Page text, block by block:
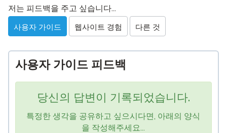
Website
Feedback
저는 피드백을 주고 싶습니다...
사용자 가이드 웹사이트 경험 다른 것
사용자 가이드 피드백
당신의 답변이 기록되었습니다.
특정한 생각을 공유하고 싶으시다면, 아래의 양식
을 작성해주세요...